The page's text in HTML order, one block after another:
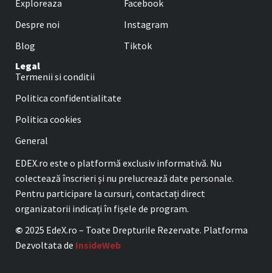
Exploreaza
Despre noi
Blog
Facebook
Instagram
Tiktok
Legal
Termenii si conditii
Politica confidentialitate
Politica cookies
General
EDEX.ro este o platformă exclusiv informativă. Nu
colectează înscrieri și nu prelucrează date personale.
Pentru participare la cursuri, contactați direct
organizatorii indicați în fișele de program.
© 2025 EdeX.ro – Toate Drepturile Rezervate. Platforma
Dezvoltata de InsideWeb